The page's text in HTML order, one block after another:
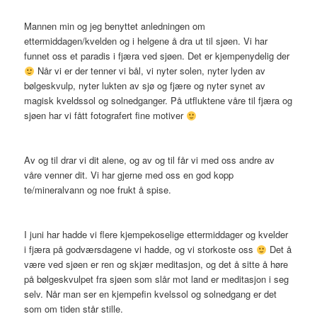
Mannen min og jeg benyttet anledningen om
ettermiddagen/kvelden og i helgene å dra ut til sjøen. Vi har
funnet oss et paradis i fjæra ved sjøen. Det er kjempenydelig der
Når vi er der tenner vi bål, vi nyter solen, nyter lyden av
bølgeskvulp, nyter lukten av sjø og fjære og nyter synet av
magisk kveldssol og solnedganger. På utfluktene våre til fjæra og
sjøen har vi fått fotografert fine motiver
Av og til drar vi dit alene, og av og til får vi med oss andre av
våre venner dit. Vi har gjerne med oss en god kopp
te/mineralvann og noe frukt å spise.
I juni har hadde vi flere kjempekoselige ettermiddager og kvelder
i fjæra på godværsdagene vi hadde, og vi storkoste oss
Det å
være ved sjøen er ren og skjær meditasjon, og det å sitte å høre
på bølgeskvulpet fra sjøen som slår mot land er meditasjon i seg
selv. Når man ser en kjempefin kvelssol og solnedgang er det
som om tiden står stille.